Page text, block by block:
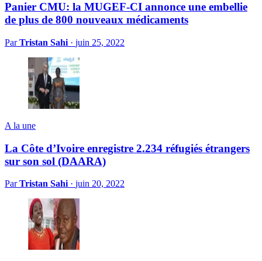
Panier CMU: la MUGEF-CI annonce une embellie
de plus de 800 nouveaux médicaments
ParTristan Sahi · juin 25, 2022
A la une
La Côte d’Ivoire enregistre 2.234 réfugiés étrangers
sur son sol (DAARA)
ParTristan Sahi · juin 20, 2022